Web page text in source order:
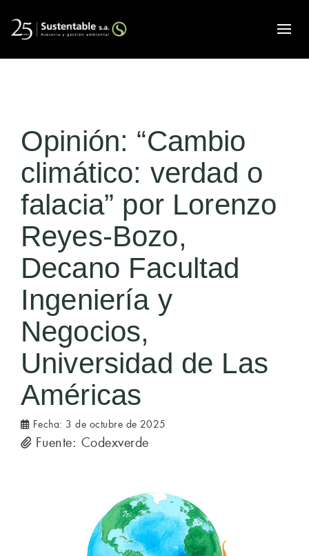
Opinión: “Cambio
climático: verdad o
falacia” por Lorenzo
Reyes-Bozo,
Decano Facultad
Ingeniería y
Negocios,
Universidad de Las
Américas
Fecha: 3 de octubre de 2025
Fuente: Codexverde